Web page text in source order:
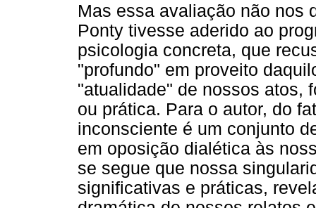
Mas essa avaliação não nos
Ponty tivesse aderido ao
psicologia concreta, que
"profundo" em proveito
"atualidade" de nossos atos,
ou prática. Para o autor, do
inconsciente é um conjunto
em oposição dialética às
se segue que nossa
significativas e práticas,